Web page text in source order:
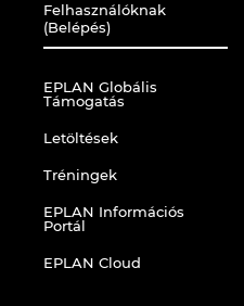
Felhasználóknak
(Belépés)
EPLAN Globális
Támogatás
Letöltések
Tréningek
EPLAN Információs
Portál
EPLAN Cloud